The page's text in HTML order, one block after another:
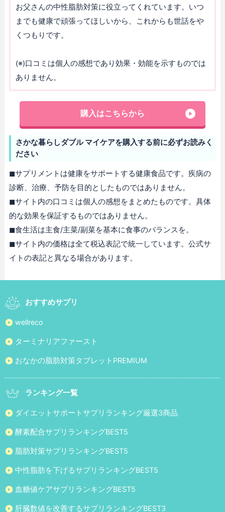
お父さんの中性脂肪対策に役立ってくれています。いつ
までも健康で頑張ってほしいから、これからも世話をや
くつもりです。
(※)口コミは個人の感想であり効果・効能を示すものでは
ありません。
購入はこちらから
さかな暮らしダブル マイケアを購入する前に必ずお読みく
ださい
◼︎サプリメントは健康をサポートする健康食品です。疾病の
診断、治療、予防を目的としたものではありません。
◼︎サイト内の口コミは個人の感想をまとめたものです。具体
的な効果を保証するものではありません。
◼︎食生活は主食/主菜/副菜を基本に食事のバランスを。
◼︎サイト内の価格は全て税込表記で統一しています。公式サ
イトの表記と異なる場合があります。
おすすめサプリ
wellreco
ターミナリアファースト
おなかの脂肪対策タブレットPREMIUM
ランキング一覧
ダイエットサポートサプリランキング厳選3商品
酵素配合サプリランキングBEST5
脂肪対策サプリランキングBEST5
中性脂肪を下げるサプリランキングBEST5
血糖値ケアサプリランキングBEST5
肝臓数値を改善するサプリランキングBEST3